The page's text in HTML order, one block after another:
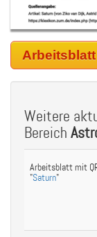
Weitere
Bereich
Arbeitsblatt mit
"Saturn"